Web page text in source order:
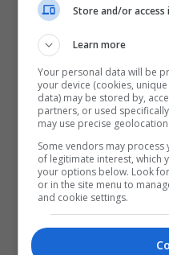
Store and/or
Learn more
Your personal data will be
your device (cookies,
data) may be stored by,
partners, or used
may use precise
Some vendors may
of legitimate interest, which
your options below. Look
or in the site menu to
and cookie settings.